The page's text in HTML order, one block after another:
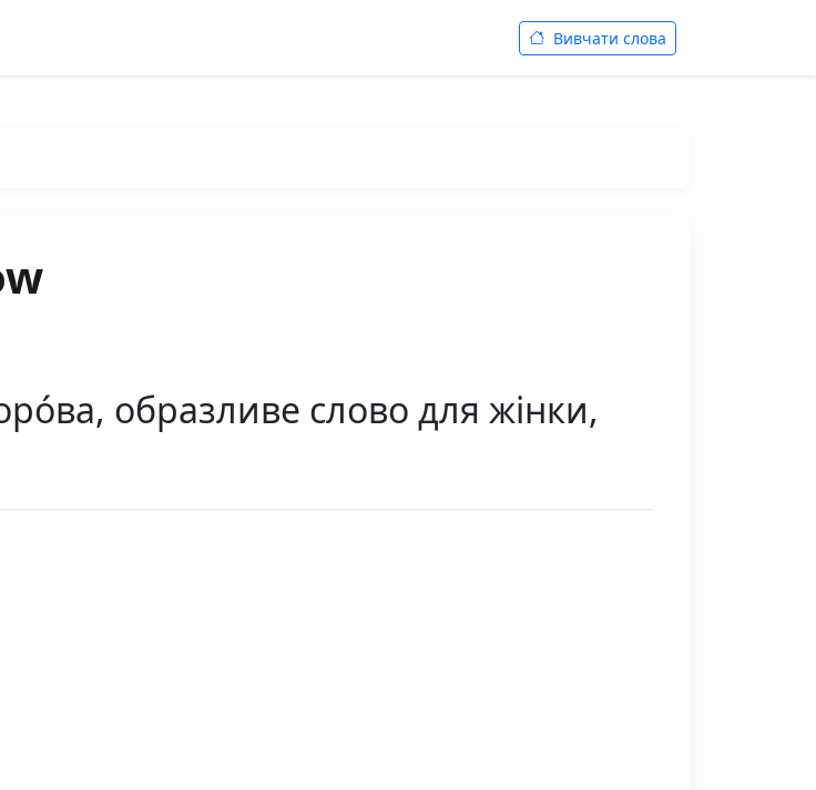
Вивчати слова
образливе слово для жінки,